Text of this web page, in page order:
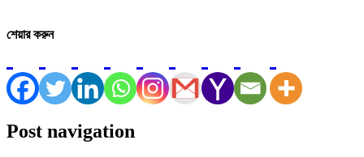
শেয়ার করুন
Post navigation